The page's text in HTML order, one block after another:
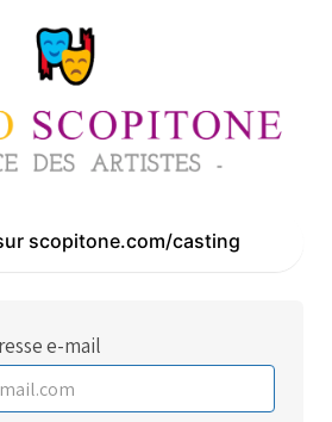
scopitone.com/casting
e-mail